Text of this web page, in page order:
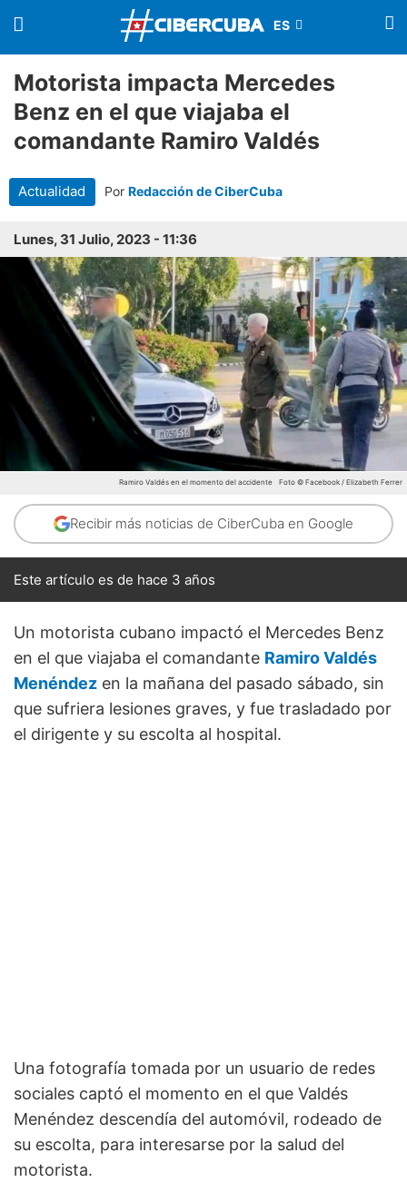
Motorista impacta Mercedes
Benz en el que viajaba el
comandante Ramiro Valdés
Actualidad Por Redacción de CiberCuba
Lunes, 31 Julio, 2023 - 11:36
Ramiro Valdés en el momento del accidente Foto © Facebook / Elizabeth Ferrer
Recibir más noticias de CiberCuba en Google
Este artículo es de hace 3 años
Un motorista cubano impactó el Mercedes Benz
en el que viajaba el comandante Ramiro Valdés
Menéndez en la mañana del pasado sábado, sin
que sufriera lesiones graves, y fue trasladado por
el dirigente y su escolta al hospital.
Una fotografía tomada por un usuario de redes
sociales captó el momento en el que Valdés
Menéndez descendía del automóvil, rodeado de
su escolta, para interesarse por la salud del
motorista.